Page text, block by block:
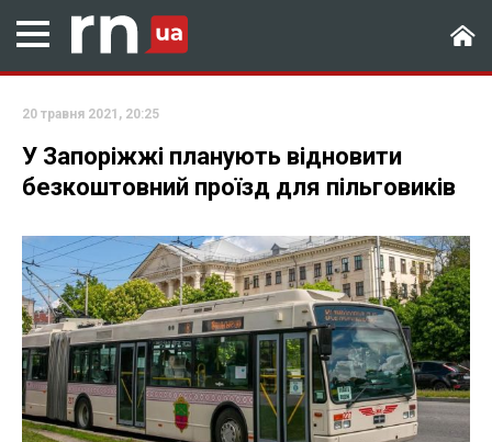
20 травня 2021, 20:25
У Запоріжжі планують відновити
безкоштовний проїзд для пільговиків